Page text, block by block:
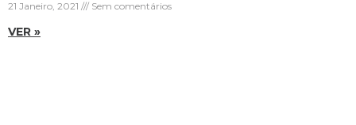
21 Janeiro, 2021 Sem comentários
VER »